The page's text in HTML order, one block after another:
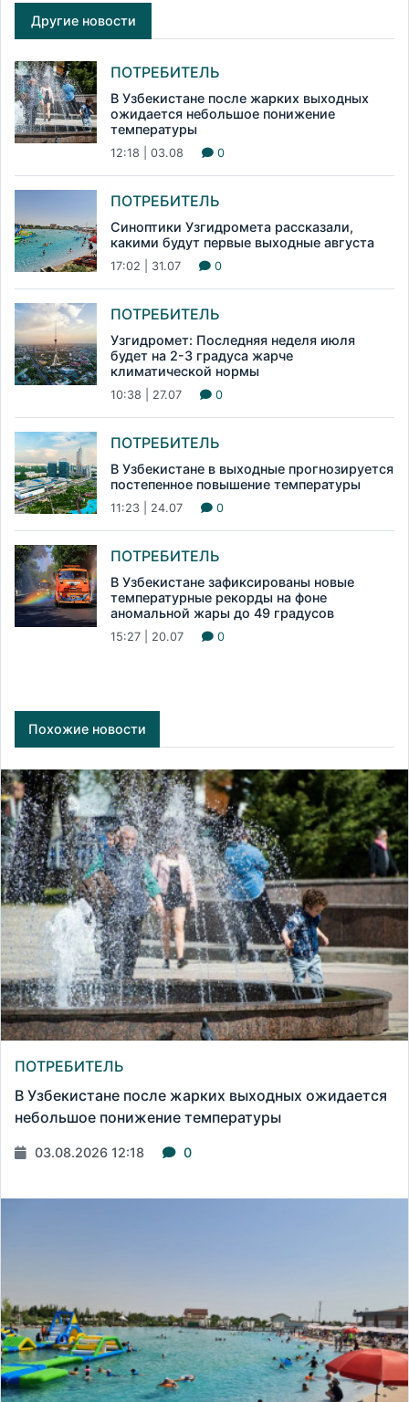
Другие новости
ПОТРЕБИТЕЛЬ
В Узбекистане после жарких выходных
ожидается небольшое понижение
температуры
12:18 | 03.08 0
ПОТРЕБИТЕЛЬ
Синоптики Узгидромета рассказали,
какими будут первые выходные августа
17:02 | 31.07 0
ПОТРЕБИТЕЛЬ
Узгидромет: Последняя неделя июля
будет на 2-3 градуса жарче
климатической нормы
10:38 | 27.07 0
ПОТРЕБИТЕЛЬ
В Узбекистане в выходные прогнозируется
постепенное повышение температуры
11:23 | 24.07 0
ПОТРЕБИТЕЛЬ
В Узбекистане зафиксированы новые
температурные рекорды на фоне
аномальной жары до 49 градусов
15:27 | 20.07 0
Похожие новости
ПОТРЕБИТЕЛЬ
В Узбекистане после жарких выходных ожидается
небольшое понижение температуры
03.08.2026 12:18 0